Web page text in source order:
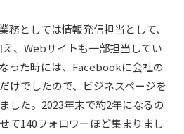
務としては情報発信担当として、
、Webサイトも一部担当してい
った時には、Facebookに会社の
けでしたので、ビジネスページを
した。2023年末で約2年になるの
て140フォロワーほど集まりまし